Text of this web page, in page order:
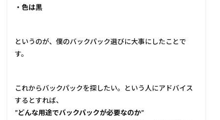
・色は黒
というのが、僕のバックパック選びに大事にしたことで
す。
これからバックパックを探したい。という人にアドバイス
するとすれば、
”どんな用途でバックパックが必要なのか”